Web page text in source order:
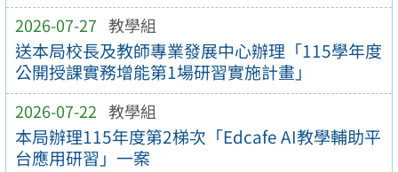
2026-07-27 教學組
送本局校長及教師專業發展中心辦理「115學年度
公開授課實務增能第1場研習實施計畫」
2026-07-22 教學組
本局辦理115年度第2梯次「Edcafe AI教學輔助平
台應用研習」一案